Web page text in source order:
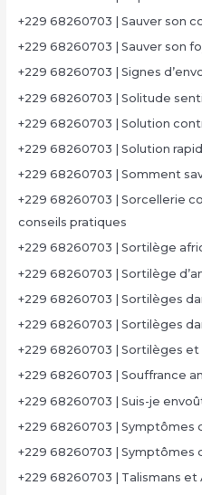
+229 68260703 | Sauver son
+229 68260703 | Sauver son
+229 68260703 | Signes
+229 68260703 | Solitude
+229 68260703 | Solution
+229 68260703 | Solution
+229 68260703 | Somment
+229 68260703 | Sorcellerie
conseils pratiques
+229 68260703 | Sortilège
+229 68260703 | Sortilège
+229 68260703 | Sortilèges
+229 68260703 | Sortilèges
+229 68260703 | Sortilèges
+229 68260703 | Souffrance
+229 68260703 | Suis-je
+229 68260703 | Symptômes
+229 68260703 | Symptômes
+229 68260703 | Talismans